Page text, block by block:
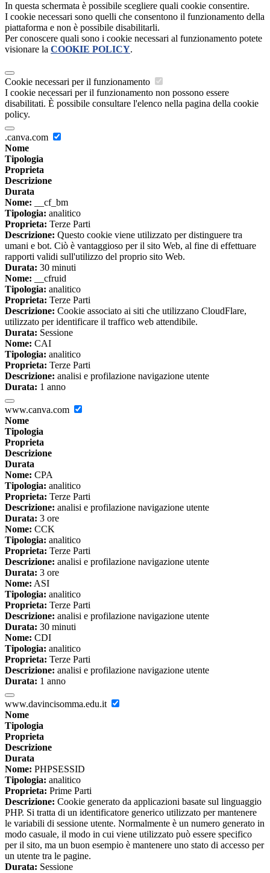
In questa schermata è possibile scegliere quali cookie consentire.
I cookie necessari sono quelli che consentono il funzionamento della
piattaforma e non è possibile disabilitarli.
Per conoscere quali sono i cookie necessari al funzionamento potete
visionare la COOKIE POLICY.
Cookie necessari per il funzionamento
I cookie necessari per il funzionamento non possono essere
disabilitati. È possibile consultare l'elenco nella pagina della cookie
policy.
.canva.com
Nome
Tipologia
Proprieta
Descrizione
Durata
Nome: __cf_bm
Tipologia: analitico
Proprieta: Terze Parti
Descrizione: Questo cookie viene utilizzato per distinguere tra
umani e bot. Ciò è vantaggioso per il sito Web, al fine di effettuare
rapporti validi sull'utilizzo del proprio sito Web.
Durata: 30 minuti
Nome: __cfruid
Tipologia: analitico
Proprieta: Terze Parti
Descrizione: Cookie associato ai siti che utilizzano CloudFlare,
utilizzato per identificare il traffico web attendibile.
Durata: Sessione
Nome: CAI
Tipologia: analitico
Proprieta: Terze Parti
Descrizione: analisi e profilazione navigazione utente
Durata: 1 anno
www.canva.com
Nome
Tipologia
Proprieta
Descrizione
Durata
Nome: CPA
Tipologia: analitico
Proprieta: Terze Parti
Descrizione: analisi e profilazione navigazione utente
Durata: 3 ore
Nome: CCK
Tipologia: analitico
Proprieta: Terze Parti
Descrizione: analisi e profilazione navigazione utente
Durata: 3 ore
Nome: ASI
Tipologia: analitico
Proprieta: Terze Parti
Descrizione: analisi e profilazione navigazione utente
Durata: 30 minuti
Nome: CDI
Tipologia: analitico
Proprieta: Terze Parti
Descrizione: analisi e profilazione navigazione utente
Durata: 1 anno
www.davincisomma.edu.it
Nome
Tipologia
Proprieta
Descrizione
Durata
Nome: PHPSESSID
Tipologia: analitico
Proprieta: Prime Parti
Descrizione: Cookie generato da applicazioni basate sul linguaggio
PHP. Si tratta di un identificatore generico utilizzato per mantenere
le variabili di sessione utente. Normalmente è un numero generato in
modo casuale, il modo in cui viene utilizzato può essere specifico
per il sito, ma un buon esempio è mantenere uno stato di accesso per
un utente tra le pagine.
Durata: Sessione